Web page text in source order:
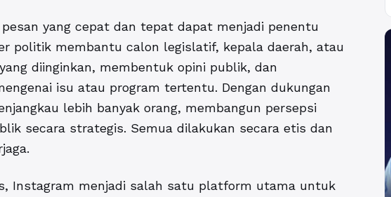
yang cepat dan tepat dapat menjadi penentu
politik membantu calon legislatif, kepala daerah, atau
diinginkan, membentuk opini publik, dan
isu atau program tertentu. Dengan dukungan
lebih banyak orang, membangun persepsi
secara strategis. Semua dilakukan secara etis dan
Instagram menjadi salah satu platform utama untuk